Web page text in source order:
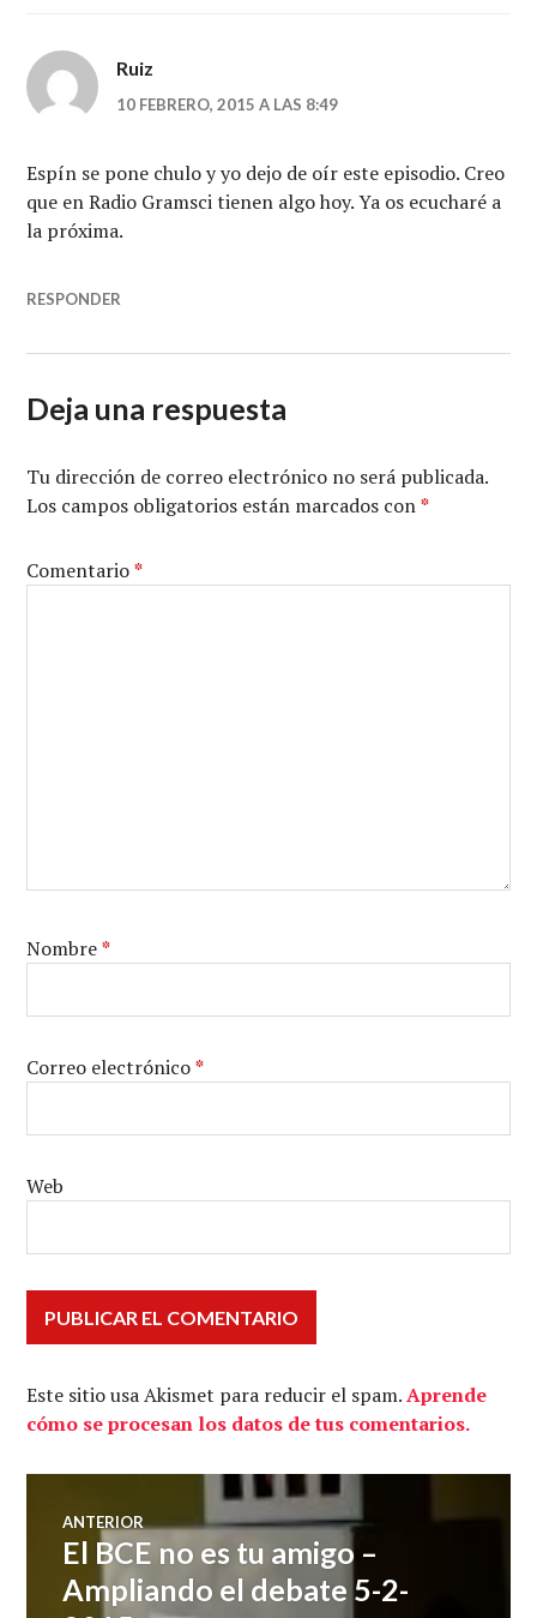
Ruiz
10 FEBRERO, 2015 A LAS 8:49
Espín se pone chulo y yo dejo de oír este episodio. Creo
que en Radio Gramsci tienen algo hoy. Ya os ecucharé a
la próxima.
RESPONDER
Deja una respuesta
Tu dirección de correo electrónico no será publicada.
Los campos obligatorios están marcados con*
Comentario*
Nombre*
Correo electrónico*
Web
Este sitio usa Akismet para reducir el spam.Aprende
cómo se procesan los datos de tus comentarios.
Navegación
de
ANTERIOR
Entrada
anterior:
El BCE no es tu amigo –
Ampliando el debate 5-2-